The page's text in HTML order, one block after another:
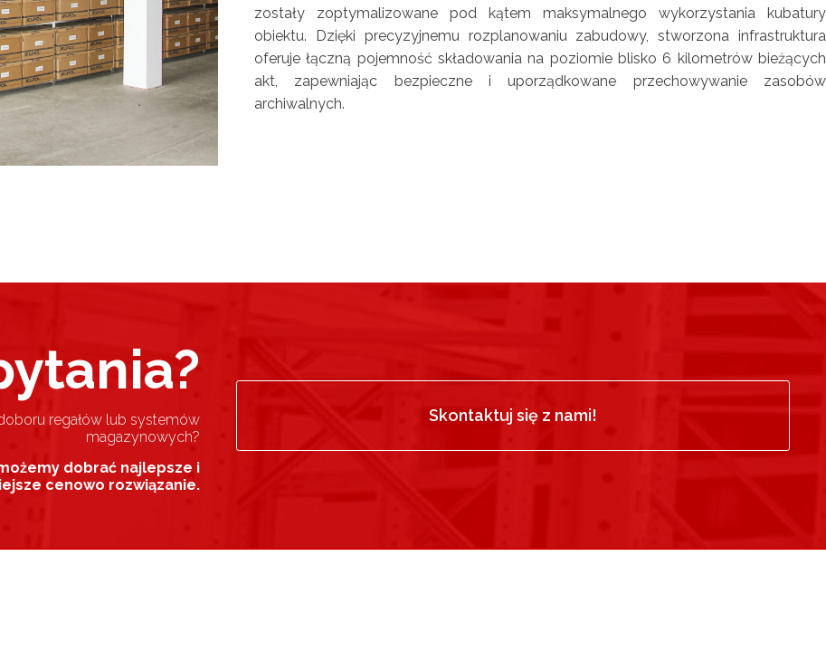
zostały zoptymalizowane pod kątem maksymalnego wykorzystania kubatury
obiektu. Dzięki precyzyjnemu rozplanowaniu zabudowy, stworzona infrastruktura
oferuje łączną pojemność składowania na poziomie blisko 6 kilometrów bieżących
akt, zapewniając bezpieczne i uporządkowane przechowywanie zasobów
archiwalnych.
regałów lub systemów
magazynowych?
dobrać najlepsze i
cenowo rozwiązanie.
Skontaktuj się z nami!